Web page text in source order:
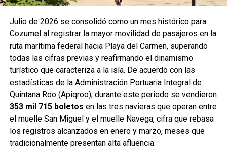
Julio de 2026 se consolidó como un mes histórico para
Cozumel al registrar la mayor movilidad de pasajeros en la
ruta marítima federal hacia Playa del Carmen, superando
todas las cifras previas y reafirmando el dinamismo
turístico que caracteriza a la isla. De acuerdo con las
estadísticas de la Administración Portuaria Integral de
Quintana Roo (Apiqroo), durante este periodo se vendieron
353 mil 715 boletos en las tres navieras que operan entre
el muelle San Miguel y el muelle Navega, cifra que rebasa
los registros alcanzados en enero y marzo, meses que
tradicionalmente presentan alta afluencia.